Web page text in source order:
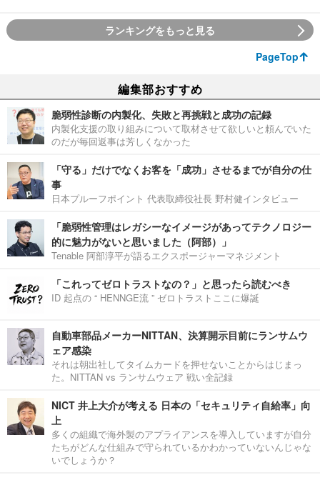
ランキングをもっと見る
PageTop
編集部おすすめ
脆弱性診断の内製化、失敗と再挑戦と成功の記録
内製化支援の取り組みについて取材させて欲しいと頼んでいた
のだが毎回返事は芳しくなかった
「守る」だけでなくお客を「成功」させるまでが自分の仕
事
日本プルーフポイント 代表取締役社長 野村健インタビュー
「脆弱性管理はレガシーなイメージがあってテクノロジー
的に魅力がないと思いました（阿部）」
Tenable 阿部淳平が語るエクスポージャーマネジメント
「これってゼロトラストなの？」と思ったら読むべき
ID 起点の “ HENNGE流 ” ゼロトラストここに爆誕
自動車部品メーカーNITTAN、決算開示目前にランサムウ
ェア感染
それは朝出社してタイムカードを押せないことからはじまっ
た。NITTAN vs ランサムウェア 戦い全記録
NICT 井上大介が考える 日本の「セキュリティ自給率」向
上
多くの組織で海外製のアプライアンスを導入していますが自分
たちがどんな仕組みで守られているかわかっていないんじゃな
いでしょうか？